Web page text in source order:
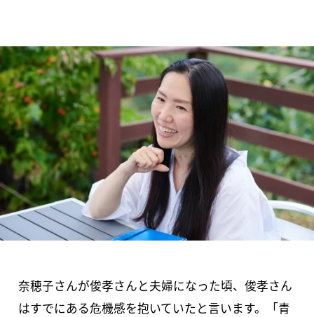
奈穂子さんが俊孝さんと夫婦になった頃、俊孝さん
はすでにある危機感を抱いていたと言います。「青